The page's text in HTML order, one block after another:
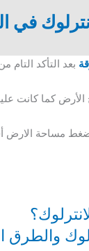
في
بعد التأكد التام
كما كانت
مساحة الارض
؟
والطرق